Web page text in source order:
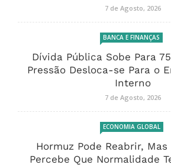
7 de Agosto, 2026
BANCA E FINANÇAS
Dívida Pública Sobe Para
Pressão Desloca-se Para o
Interno
7 de Agosto, 2026
ECONOMIA GLOBAL
Hormuz Pode Reabrir,
Percebe Que Normalidade